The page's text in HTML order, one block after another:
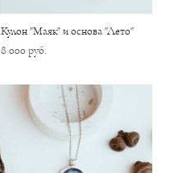
Кулон "Маяк" и основа "Лето"
8 000 pуб.